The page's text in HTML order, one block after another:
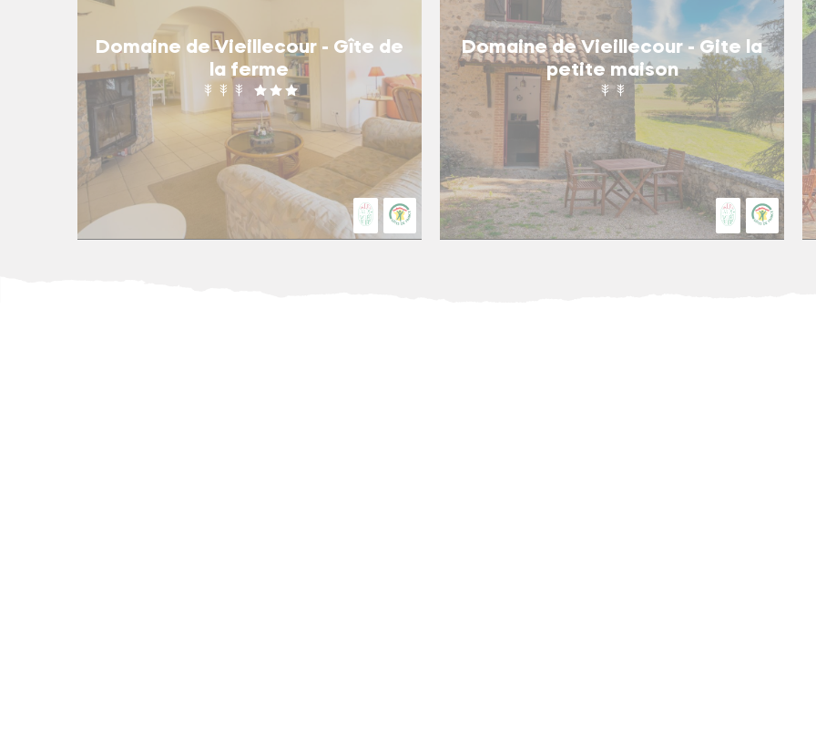
Domaine de Vieillecour - Gîte de
la ferme
Domaine de Vieillecour - Gite la
petite maison